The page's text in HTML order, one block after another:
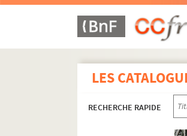
LES
RECHERCHE RAPIDE
1643. Enchainement
1644. Explication de
1646. Reflexions sur
1647. Dissertation
1648. Pensées sur
1649. Discours